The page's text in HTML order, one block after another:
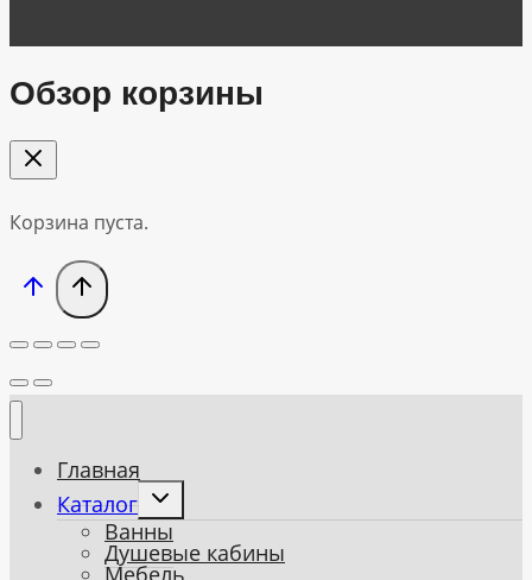
Обзор корзины
Корзина пуста.
Главная
Каталог
Toggle
menu
Ванны
Душевые кабины
Мебель